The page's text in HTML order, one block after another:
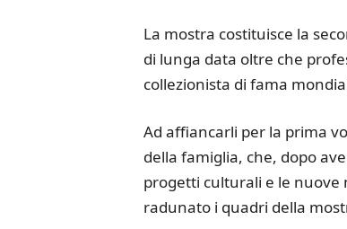
La mostra costituisce la
di lunga data oltre che
collezionista di fama
Ad affiancarli per la prima
della famiglia, che, dopo
progetti culturali e le nuove
radunato i quadri della